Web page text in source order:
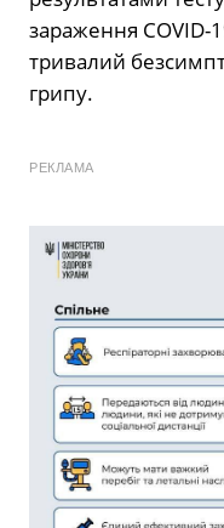
зараження COVID-
тривалий
грипу.
РЕКЛАМА